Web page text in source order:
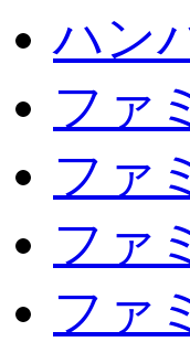
ハン
ファ
ファ
ファ
ファ